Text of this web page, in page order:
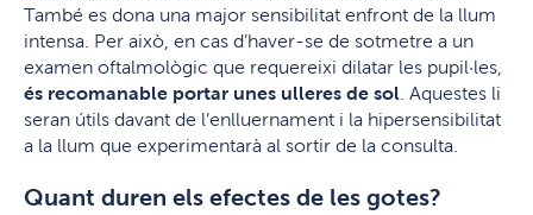
També es dona una major sensibilitat enfront de la llum
intensa. Per això, en cas d’haver-se de sotmetre a un
examen oftalmològic que requereixi dilatar les pupil·les,
és recomanable portar unes ulleres de sol . Aquestes li
seran útils davant de l’enlluernament i la hipersensibilitat
a la llum que experimentarà al sortir de la consulta.
Quant duren els efectes de les gotes?